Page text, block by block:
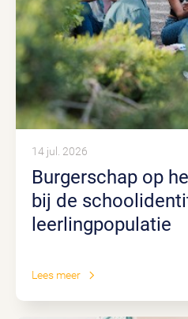
Burgerschap op het JFC sluit aan
bij de
leerlingpopulatie
14 jul. 2026
Lees meer